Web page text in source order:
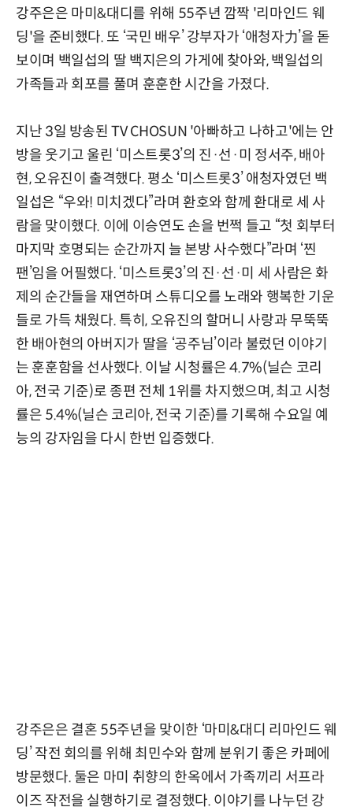
강주은은 마미&대디를 위해 55주년 깜짝 '리마인드 웨
딩'을 준비했다. 또 ‘국민 배우’ 강부자가 ‘애청자力’을 돋
보이며 백일섭의 딸 백지은의 가게에 찾아와, 백일섭의
가족들과 회포를 풀며 훈훈한 시간을 가졌다.
지난 3일 방송된 TV CHOSUN '아빠하고 나하고'에는 안
방을 웃기고 울린 ‘미스트롯3’의 진·선·미 정서주, 배아
현, 오유진이 출격했다. 평소 ‘미스트롯3’ 애청자였던 백
일섭은 “우와! 미치겠다”라며 환호와 함께 환대로 세 사
람을 맞이했다. 이에 이승연도 손을 번쩍 들고 “첫 회부터
마지막 호명되는 순간까지 늘 본방 사수했다”라며 ‘찐
팬’임을 어필했다. ‘미스트롯3’의 진·선·미 세 사람은 화
제의 순간들을 재연하며 스튜디오를 노래와 행복한 기운
들로 가득 채웠다. 특히, 오유진의 할머니 사랑과 무뚝뚝
한 배아현의 아버지가 딸을 ‘공주님’이라 불렀던 이야기
는 훈훈함을 선사했다. 이날 시청률은 4.7%(닐슨 코리
아, 전국 기준)로 종편 전체 1위를 차지했으며, 최고 시청
률은 5.4%(닐슨 코리아, 전국 기준)를 기록해 수요일 예
능의 강자임을 다시 한번 입증했다.
강주은은 결혼 55주년을 맞이한 ‘마미&대디 리마인드 웨
딩’ 작전 회의를 위해 최민수와 함께 분위기 좋은 카페에
방문했다. 둘은 마미 취향의 한옥에서 가족끼리 서프라
이즈 작전을 실행하기로 결정했다. 이야기를 나누던 강